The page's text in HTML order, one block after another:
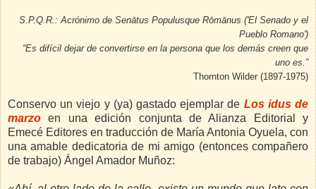
S.P.Q.R.: Acrónimo de Senātus Populusque Rōmānus ('El Senado y el
Pueblo Romano')
“Es difícil dejar de convertirse en la persona que los demás creen que
uno es.”
Thornton Wilder (1897-1975)
Conservo un viejo y (ya) gastado ejemplar de Los idus de
marzo en una edición conjunta de Alianza Editorial y
Emecé Editores en traducción de María Antonia Oyuela, con
una amable dedicatoria de mi amigo (entonces compañero
de trabajo) Ángel Amador Muñoz: